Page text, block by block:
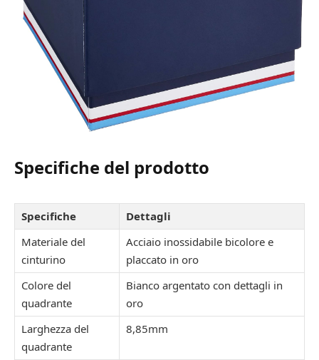
Specifiche del prodotto
Specifiche
Dettagli
Materiale del
cinturino
Acciaio inossidabile bicolore e
placcato in oro
Colore del
quadrante
Bianco argentato con dettagli in
oro
Larghezza del
quadrante
8,85mm